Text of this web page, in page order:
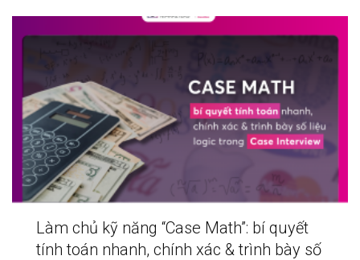
Làm chủ kỹ năng “Case Math”: bí quyết
tính toán nhanh, chính xác & trình bày số